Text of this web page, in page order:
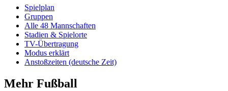
Spielplan
Gruppen
Alle 48 Mannschaften
Stadien & Spielorte
TV-Übertragung
Modus erklärt
Anstoßzeiten (deutsche Zeit)
Mehr Fußball